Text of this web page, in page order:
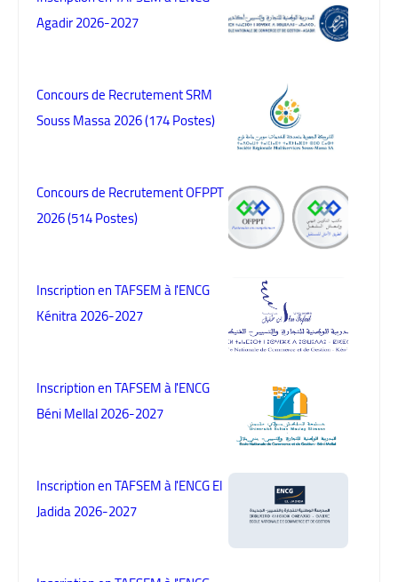
Agadir 2026-2027
Concours de Recrutement SRM
Souss Massa 2026 (174 Postes)
Concours de Recrutement OFPPT
2026 (514 Postes)
Inscription en TAFSEM à l'ENCG
Kénitra 2026-2027
Inscription en TAFSEM à l'ENCG
Béni Mellal 2026-2027
Inscription en TAFSEM à l'ENCG El
Jadida 2026-2027